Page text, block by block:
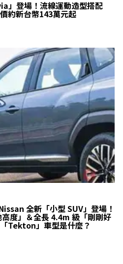
」登場！流線運動造型搭配
約新台幣143萬元起
全新「小型 SUV」登場！
度」＆全長 4.4m 級「剛剛好
Tekton」車型是什麼？